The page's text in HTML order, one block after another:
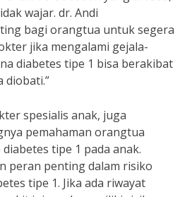
wajar. dr. Andi
bagi orangtua untuk segera
jika mengalami gejala-
diabetes tipe 1 bisa berakibat
diobati.”
spesialis anak, juga
pemahaman orangtua
tipe 1 pada anak.
peran penting dalam risiko
tipe 1. Jika ada riwayat